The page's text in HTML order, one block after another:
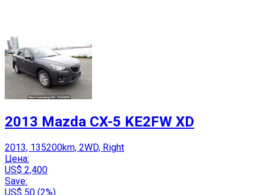
2013 Mazda CX-5 KE2FW XD
2013, 135200km, 2WD, Right
Цена:
US$ 2,400
Save:
US$ 50 (2%)